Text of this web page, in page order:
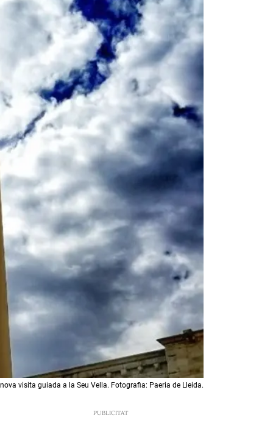
visita guiada a la Seu Vella. Fotografia: Paeria de Lleida.